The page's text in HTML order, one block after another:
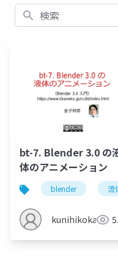
検索
bt-7. Blender 3.0 の
体のアニメーション
blender 流
kunihikokaneko